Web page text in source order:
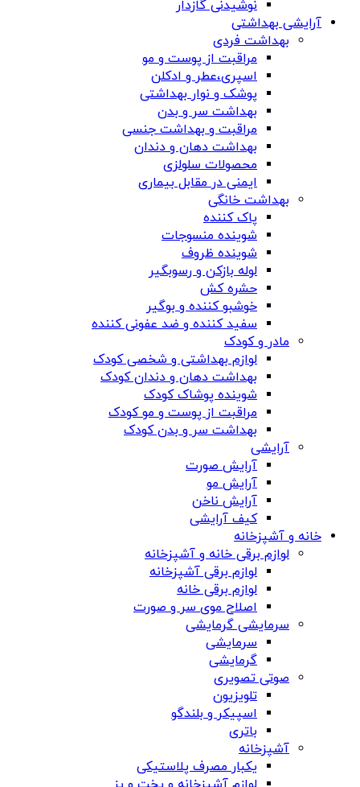
نوشیدنی گازدار
آرایشی بهداشتی
بهداشت فردی
مراقبت از پوست و مو
اسپری،عطر و ادکلن
پوشک و نوار بهداشتی
بهداشت سر و بدن
مراقبت و بهداشت جنسی
بهداشت دهان و دندان
محصولات سلولزی
ایمنی در مقابل بیماری
بهداشت خانگی
پاک کننده
شوینده منسوجات
شوینده ظروف
لوله بازکن و رسوبگیر
حشره کش
خوشبو کننده و بوگیر
سفید کننده و ضد عفونی کننده
مادر و کودک
لوازم بهداشتی و شخصی کودک
بهداشت دهان و دندان کودک
شوینده پوشاک کودک
مراقبت از پوست و مو کودک
بهداشت سر و بدن کودک
آرایشی
آرایش صورت
آرایش مو
آرایش ناخن
کیف آرایشی
خانه و آشپزخانه
لوازم برقی خانه و آشپزخانه
لوازم برقی آشپزخانه
لوازم برقی خانه
اصلاح موی سر و صورت
سرمایشی گرمایشی
سرمایشی
گرمایشی
صوتی تصویری
تلویزیون
اسپیکر و بلندگو
باتری
آشپزخانه
یکبار مصرف پلاستیکی